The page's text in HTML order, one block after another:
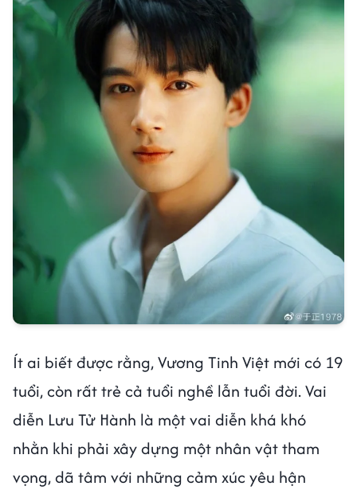
Ít ai biết được rằng, Vương Tinh Việt mới có 19
tuổi, còn rất trẻ cả tuổi nghề lẫn tuổi đời. Vai
diễn Lưu Tử Hành là một vai diễn khá khó
nhằn khi phải xây dựng một nhân vật tham
vọng, dã tâm với những cảm xúc yêu hận